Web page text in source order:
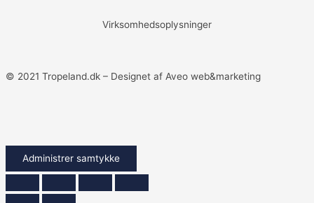
Virksomhedsoplysninger
© 2021 Tropeland.dk – Designet af Aveo web&marketing
Administrer samtykke